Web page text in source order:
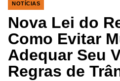
NOTÍCIAS
Nova Lei do
Como Evitar
Adequar Seu
Regras de